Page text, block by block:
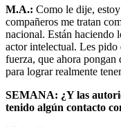
M.A.: Como le dije,
compañeros me tratan
nacional. Están haciendo
actor intelectual. Les pido
fuerza, que ahora pongan
para lograr realmente
SEMANA: ¿Y las
tenido algún contacto